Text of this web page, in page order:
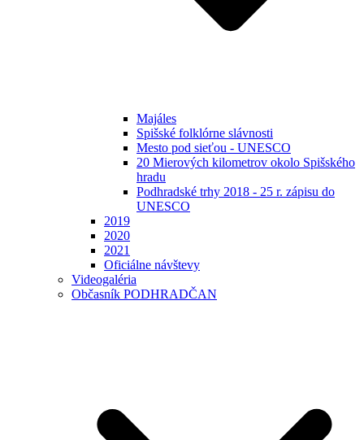
Majáles
Spišské folklórne slávnosti
Mesto pod sieťou - UNESCO
20 Mierových kilometrov okolo Spišského
hradu
Podhradské trhy 2018 - 25 r. zápisu do
UNESCO
2019
2020
2021
Oficiálne návštevy
Videogaléria
Občasník PODHRADČAN